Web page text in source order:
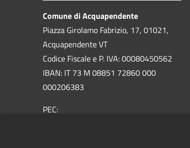
Comune di Acquapendente
Piazza Girolamo Fabrizio, 17, 01021,
Acquapendente VT
Codice Fiscale e P. IVA: 00080450562
IBAN: IT 73 M 08851 72860 000
000206383
PEC: